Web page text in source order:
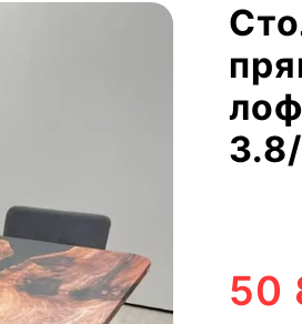
3.8/
50